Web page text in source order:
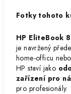
Fotky tohoto
HP EliteBook
je navržený
home-officu
HP staví jako
zařízení pro
pro profesionály.